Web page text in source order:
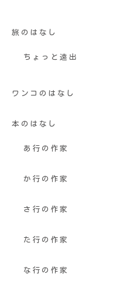
旅のはなし
ちょっと遠出
ワンコのはなし
本のはなし
あ行の作家
か行の作家
さ行の作家
た行の作家
な行の作家